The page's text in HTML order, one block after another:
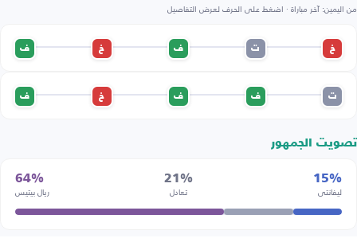
من اليمين: آخر مباراة · اضغط على الحرف لعرض التفاصيل
خ ت ف خ ف
ت ف ف خ ف
تصويت الجمهور
15%
ليفانتي
21%
تعادل
64%
ريال بيتيس